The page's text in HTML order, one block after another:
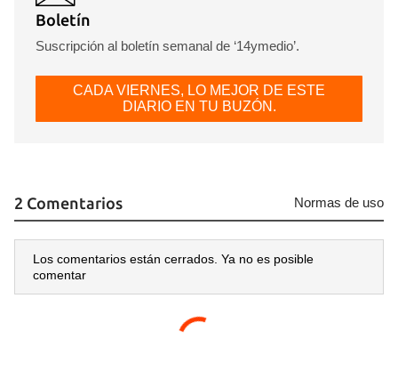
Boletín
Suscripción al boletín semanal de ‘14ymedio’.
CADA VIERNES, LO MEJOR DE ESTE
DIARIO EN TU BUZÓN.
2 Comentarios Normas de uso
Los comentarios están cerrados. Ya no es posible
comentar